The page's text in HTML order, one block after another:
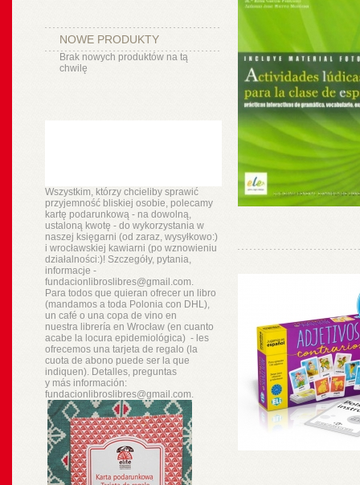
NOWE PRODUKTY
Brak nowych produktów na tą
chwilę
Wszystkim, którzy chcieliby sprawić
przyjemność bliskiej osobie, polecamy
kartę podarunkową - na dowolną,
ustaloną kwotę - do wykorzystania w
naszej księgarni (od zaraz, wysyłkowo:)
i wrocławskiej kawiarni (po wznowieniu
działalności:)! Szczegóły, pytania,
informacje -
fundacionlibroslibres@gmail.com.
Para todos que quieran ofrecer un libro
(mandamos a toda Polonia con DHL),
un café o una copa de vino en
nuestra libreríaen Wrocław (en cuanto
acabe la locura epidemiológica) - les
ofrecemos una tarjeta de regalo (la
cuota de abono puede ser la que
indiquen). Detalles, preguntas
y másinformación:
fundacionlibroslibres@gmail.com.